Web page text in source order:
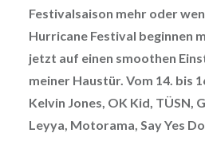
Festivalsaison mehr oder
Hurricane Festival beginnen
jetzt auf einen smoothen
meiner Haustür. Vom 14. bis
Kelvin Jones, OK Kid, TÜSN,
Leyya, Motorama, Say Yes